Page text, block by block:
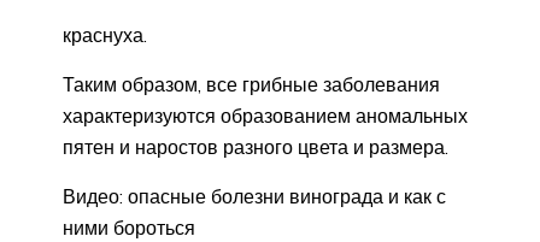
краснуха.
Таким образом, все грибные заболевания
характеризуются образованием аномальных
пятен и наростов разного цвета и размера.
Видео: опасные болезни винограда и как с
ними бороться